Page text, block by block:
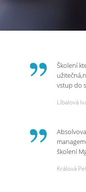
Školení
vstup do
potřebná
Líbalová
školení
práci a na
Králová